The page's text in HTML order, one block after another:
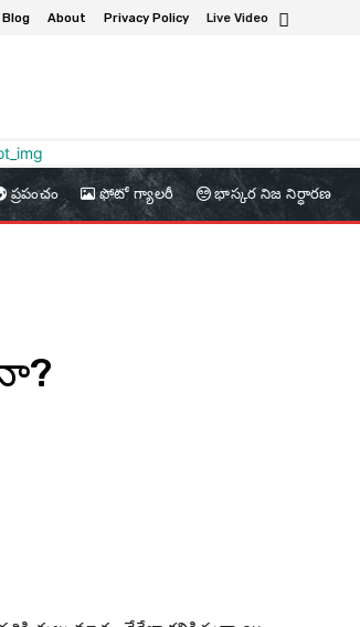
Blog About Privacy Policy Live Video
ప్రపంచం ఫోటో గ్యాలరీ భాస్కర నిజ నిర్ధారణ